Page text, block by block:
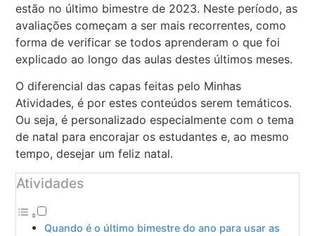
estão no último bimestre de 2023. Neste período, as
avaliações começam a ser mais recorrentes, como
forma de verificar se todos aprenderam o que foi
explicado ao longo das aulas destes últimos meses.
O diferencial das capas feitas pelo Minhas
Atividades, é por estes conteúdos serem temáticos.
Ou seja, é personalizado especialmente com o tema
de natal para encorajar os estudantes e, ao mesmo
tempo, desejar um feliz natal.
Atividades
Quando é o último bimestre do ano para usar as